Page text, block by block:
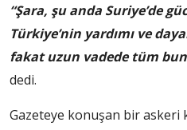
“Şara, şu anda Suriye’de
Türkiye’nin yardımı ve
fakat uzun vadede tüm
dedi.
Gazeteye konuşan bir askeri